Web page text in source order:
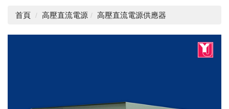
首頁 高壓直流電源 高壓直流電源供應器